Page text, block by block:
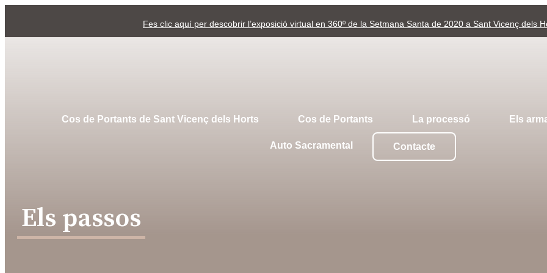
Fes clic aquí per descobrir l’exposició virtual en 360º de la Setmana Santa de 2020 a Sant Vicenç dels
Cos de Portants de Sant Vicenç dels Horts Cos de Portants La processó Els
Auto Sacramental Contacte
Els passos